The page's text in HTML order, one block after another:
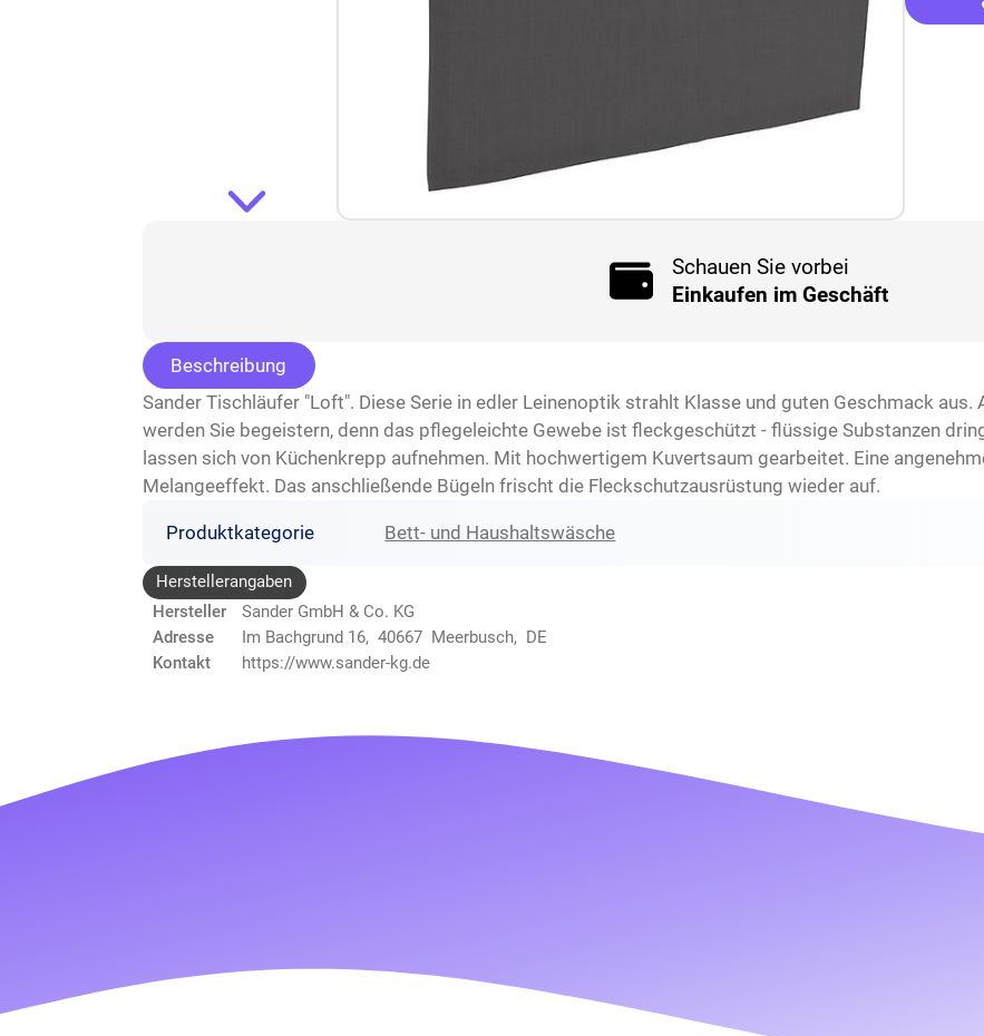
Schauen Sie vorbei
Einkaufen im Geschäft
Beschreibung
Sander Tischläufer "Loft". Diese Serie in edler Leinenoptik strahlt Klasse und guten Geschmack
werden Sie begeistern, denn das pflegeleichte Gewebe ist fleckgeschützt - flüssige Substanzen
lassen sich von Küchenkrepp aufnehmen. Mit hochwertigem Kuvertsaum gearbeitet. Eine
Melangeeffekt. Das anschließende Bügeln frischt die Fleckschutzausrüstung wieder auf.
Produktkategorie Bett- und Haushaltswäsche
Herstellerangaben
Hersteller
Sander GmbH & Co. KG
Adresse
Im Bachgrund 16, 40667 Meerbusch, DE
Kontakt
https://www.sander-kg.de